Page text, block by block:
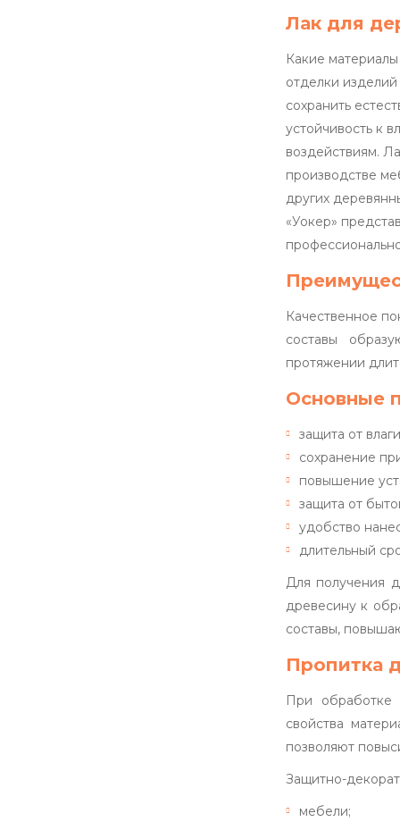
Лак для
Какие
отделки
сохранить
устойчивость к
воздействиям.
производстве
других
«Уокер»
Качественное
составы
протяжении
Основные
защита от
сохранение
повышение
защита от
удобство
длительный
Для получения
древесину к
составы,
Пропитка
При обработке
свойства
позволяют
Защитно-
мебели;